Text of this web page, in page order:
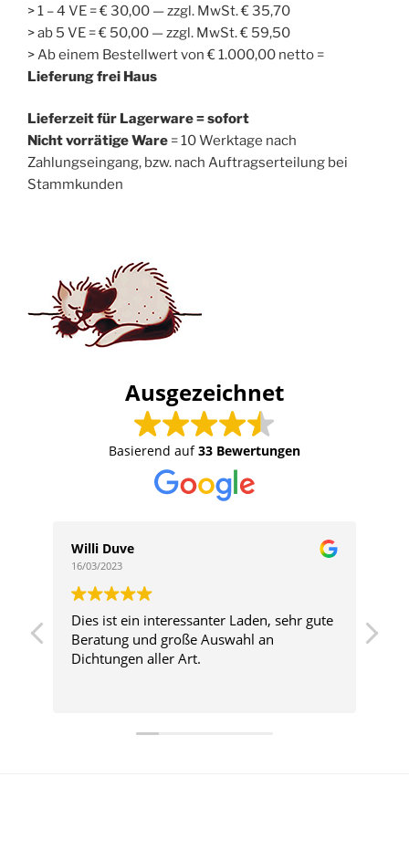
> 1 – 4 VE = € 30,00 — zzgl. MwSt. € 35,70
> ab 5 VE = € 50,00 — zzgl. MwSt. € 59,50
> Ab einem Bestellwert von € 1.000,00 netto =
Lieferung frei Haus
Lieferzeit für Lagerware = sofort
Nicht vorrätige Ware = 10 Werktage nach
Zahlungseingang, bzw. nach Auftragserteilung bei
Stammkunden
Ausgezeichnet
Basierend auf33 Bewertungen
Willi Duve
16/03/2023
Dies ist ein interessanter Laden, sehr gute
Beratung und große Auswahl an
Dichtungen aller Art.